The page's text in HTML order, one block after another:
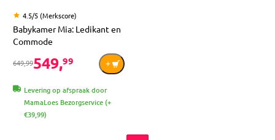
4.5/5 (Merkscore)
Babykamer Mia: Ledikant en
Commode
649,99549,99
Levering op afspraak door
MamaLoes Bezorgservice (+
€39,99)